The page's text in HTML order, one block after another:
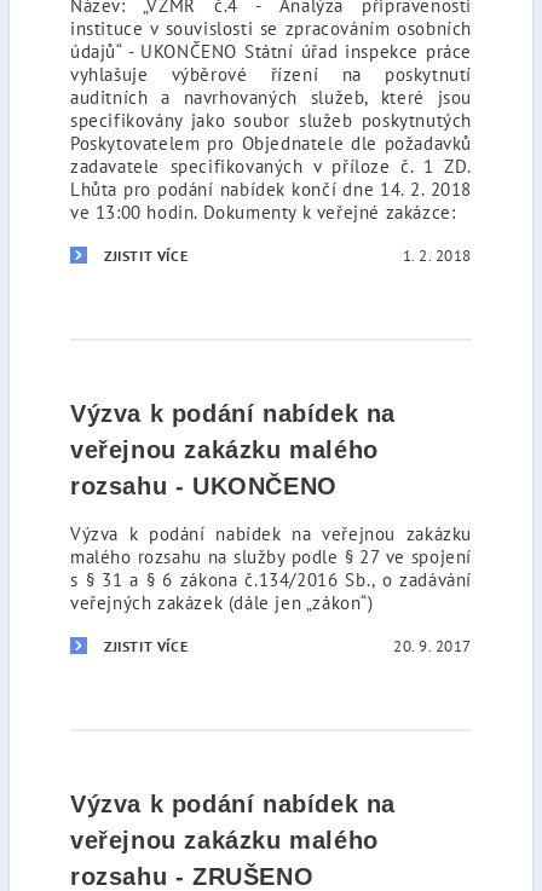
Název: „VZMR č.4 - Analýza připravenosti
instituce v souvislosti se zpracováním osobních
údajů“ - UKONČENO Státní úřad inspekce práce
vyhlašuje výběrové řízení na poskytnutí
auditních a navrhovaných služeb, které jsou
specifikovány jako soubor služeb poskytnutých
Poskytovatelem pro Objednatele dle požadavků
zadavatele specifikovaných v příloze č. 1 ZD.
Lhůta pro podání nabídek končí dne 14. 2. 2018
ve 13:00 hodin. Dokumenty k veřejné zakázce:
ZJISTIT VÍCE 1. 2. 2018
Výzva k podání nabídek na
veřejnou zakázku malého
rozsahu - UKONČENO
Výzva k podání nabídek na veřejnou zakázku
malého rozsahu na služby podle § 27 ve spojení
s § 31 a § 6 zákona č.134/2016 Sb., o zadávání
veřejných zakázek (dále jen „zákon“)
ZJISTIT VÍCE 20. 9. 2017
Výzva k podání nabídek na
veřejnou zakázku malého
rozsahu - ZRUŠENO